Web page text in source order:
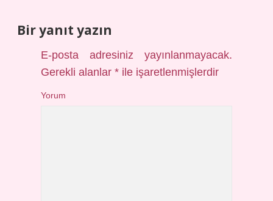
Bir yanıt yazın
E-posta adresiniz yayınlanmayacak.
Gerekli alanlar* ile işaretlenmişlerdir
Yorum